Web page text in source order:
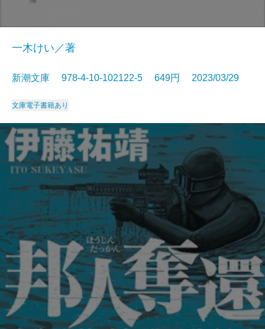
一木けい／著
新潮文庫 978-4-10-102122-5 649円 2023/03/29
文庫電子書籍あり